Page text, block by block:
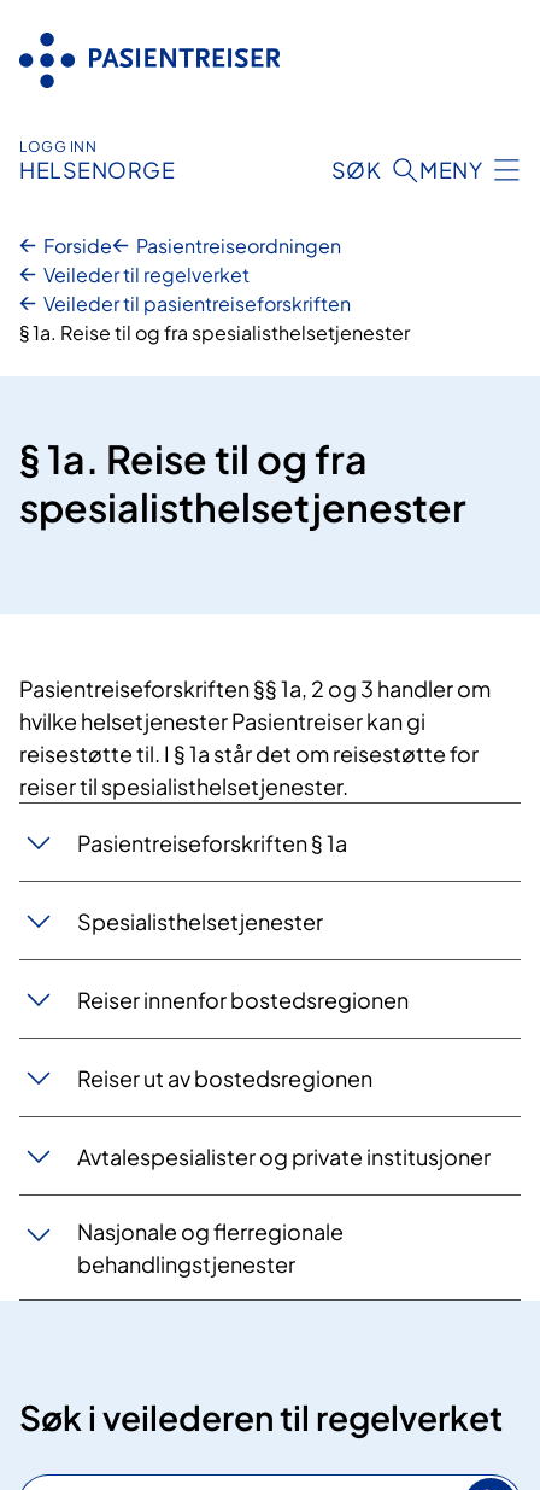
innhold
LOGG INN
HELSENORGE SØK MENY
Forside
Pasientreiseordningen
Veileder til regelverket
Veileder til pasientreiseforskriften
§ 1a. Reise til og fra spesialisthelsetjenester
§ 1a. Reise til og fra
spesialisthelsetjenester
Pasientreiseforskriften §§ 1a, 2 og 3 handler om
hvilke helsetjenester Pasientreiser kan gi
reisestøtte til. I § 1a står det om reisestøtte for
reiser til spesialisthelsetjenester.
Pasientreiseforskriften § 1a
Spesialisthelsetjenester
Reiser innenfor bostedsregionen
Reiser ut av bostedsregionen
Avtalespesialister og private institusjoner
Nasjonale og flerregionale
behandlingstjenester
Søk i veilederen til regelverket